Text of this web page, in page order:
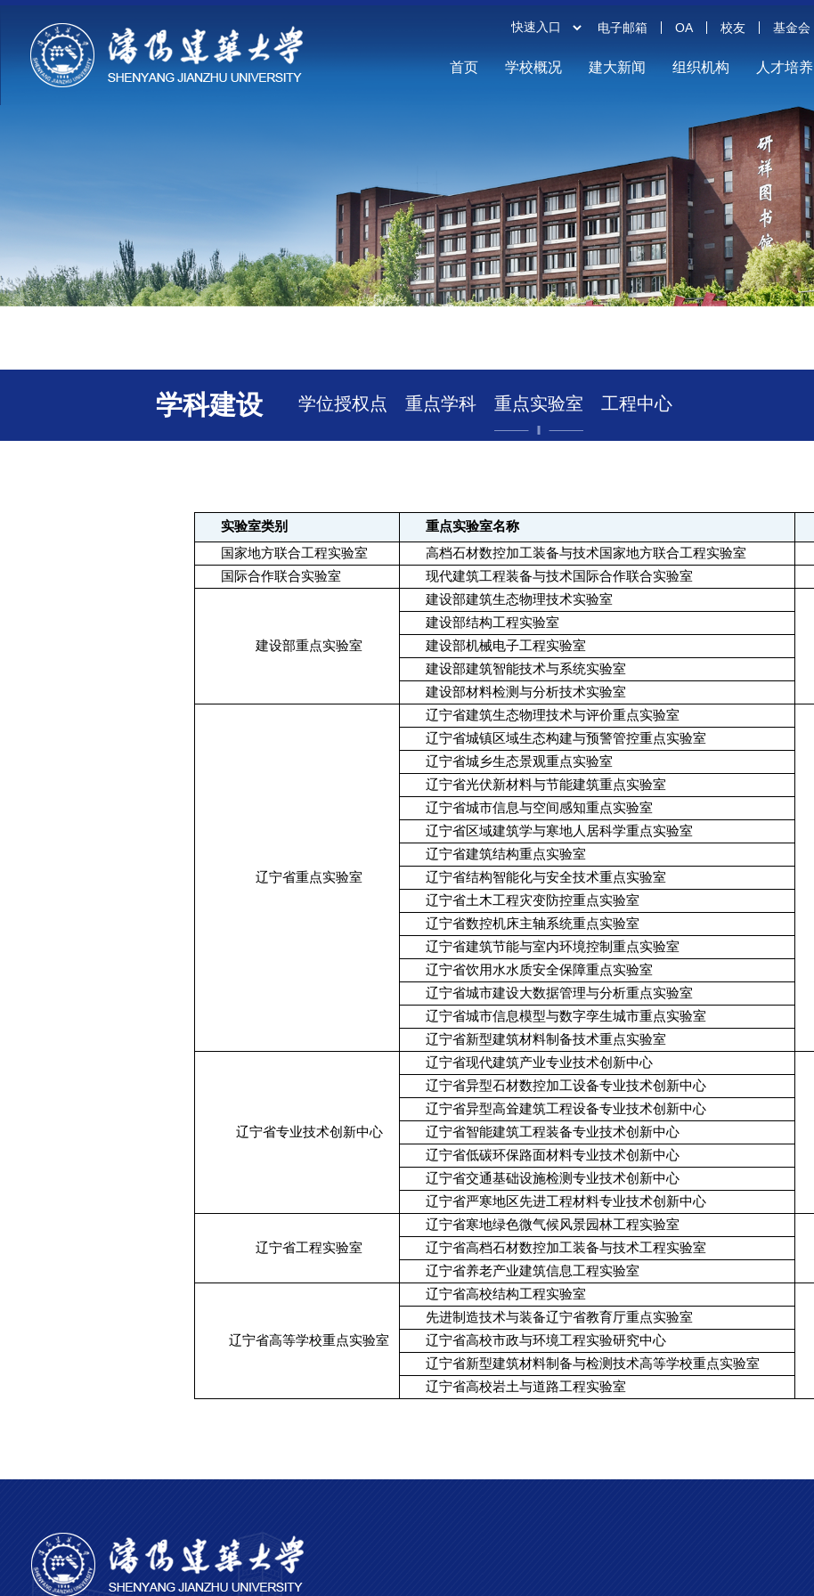
电子邮箱 OA 校友 基金会
首页 学校概况 建大新闻 组织机构 人才培养
学科建设 学位授权点 重点学科 重点实验室 工程中心
实验室类别 重点实验室名称
国家地方联合工程实验室
高档石材数控加工装备与技术国家地方联合工程实验室
国际合作联合实验室
现代建筑工程装备与技术国际合作联合实验室
建设部重点实验室
建设部建筑生态物理技术实验室
建设部结构工程实验室
建设部机械电子工程实验室
建设部建筑智能技术与系统实验室
建设部材料检测与分析技术实验室
辽宁省重点实验室
辽宁省建筑生态物理技术与评价重点实验室
辽宁省城镇区域生态构建与预警管控重点实验室
辽宁省城乡生态景观重点实验室
辽宁省光伏新材料与节能建筑重点实验室
辽宁省城市信息与空间感知重点实验室
辽宁省区域建筑学与寒地人居科学重点实验室
辽宁省建筑结构重点实验室
辽宁省结构智能化与安全技术重点实验室
辽宁省土木工程灾变防控重点实验室
辽宁省数控机床主轴系统重点实验室
辽宁省建筑节能与室内环境控制重点实验室
辽宁省饮用水水质安全保障重点实验室
辽宁省城市建设大数据管理与分析重点实验室
辽宁省城市信息模型与数字孪生城市重点实验室
辽宁省新型建筑材料制备技术重点实验室
辽宁省专业技术创新中心
辽宁省现代建筑产业专业技术创新中心
辽宁省异型石材数控加工设备专业技术创新中心
辽宁省异型高耸建筑工程设备专业技术创新中心
辽宁省智能建筑工程装备专业技术创新中心
辽宁省低碳环保路面材料专业技术创新中心
辽宁省交通基础设施检测专业技术创新中心
辽宁省严寒地区先进工程材料专业技术创新中心
辽宁省工程实验室
辽宁省寒地绿色微气候风景园林工程实验室
辽宁省高档石材数控加工装备与技术工程实验室
辽宁省养老产业建筑信息工程实验室
辽宁省高等学校重点实验室
辽宁省高校结构工程实验室
先进制造技术与装备辽宁省教育厅重点实验室
辽宁省高校市政与环境工程实验研究中心
辽宁省新型建筑材料制备与检测技术高等学校重点实验室
辽宁省高校岩土与道路工程实验室